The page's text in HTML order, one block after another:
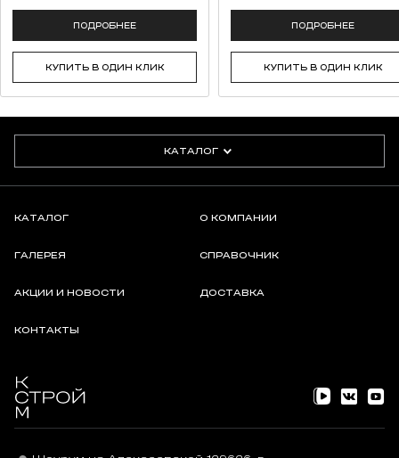
ПОДРОБНЕЕ
КУПИТЬ В ОДИН КЛИК
ПОДРОБНЕЕ
КУПИТЬ В ОДИН КЛИК
КАТАЛОГ
КАТАЛОГ О КОМПАНИИ
ГАЛЕРЕЯ СПРАВОЧНИК
АКЦИИ И НОВОСТИ ДОСТАВКА
КОНТАКТЫ